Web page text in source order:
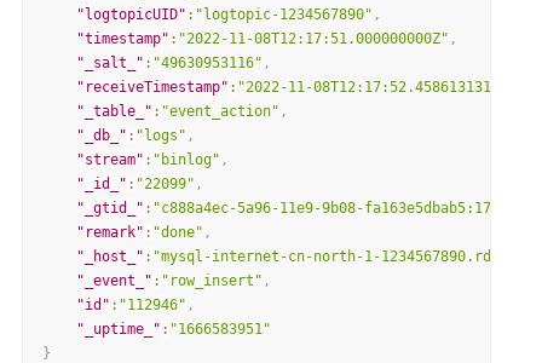
"logtopicUID" : "logtopic-1234567890" ,
"timestamp" : "2022-11-08T12:17:51.000000000Z" ,
"_salt_" : "49630953116" ,
"receiveTimestamp" : "2022-11-08T12:17:52.458613131Z"
"_table_" : "event_action" ,
"_db_" : "logs" ,
"stream" : "binlog" ,
"_id_" : "22099" ,
"_gtid_" : "c888a4ec-5a96-11e9-9b08-fa163e5dbab5:1734651"
"remark" : "done" ,
"_host_" : "mysql-internet-cn-north-1-
"_event_" : "row_insert" ,
"id" : "112946" ,
"_uptime_" : "1666583951"
}